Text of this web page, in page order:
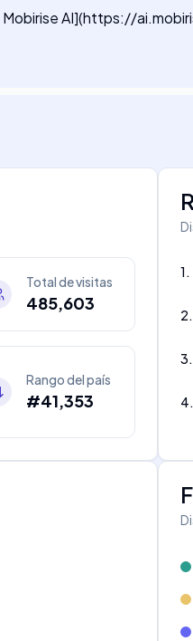
AI](https://
Total de visitas
485,603
Rango del país
#41,353
1.
2.
3.
4.